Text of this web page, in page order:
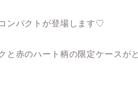
ンパクトが登場します♡
と赤のハート柄の限定ケースがと